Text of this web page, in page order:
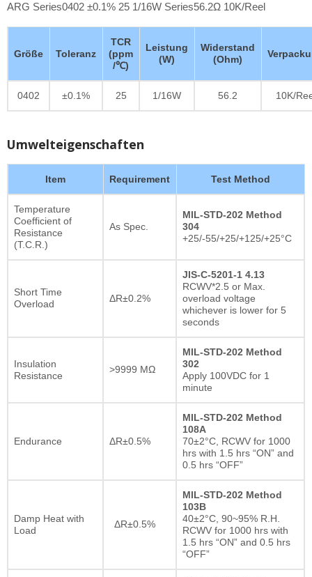
ARG Series0402 ±0.1% 25 1/16W Series56.2Ω 10K/Reel
Größe Toleranz
TCR
(ppm
/℃)
Leistung
(W)
Widerstand
(Ohm)
0402 ±0.1% 25 1/16W 56.2 10K/
Umwelteigenschaften
Item Requirement Test Method
Temperature
Coefficient of
Resistance
(T.C.R.)
As Spec.
MIL-STD-202 Method
304
+25/-55/+25/+125/+25°C
Short Time
Overload
ΔR±0.2%
JIS-C-5201-1 4.13
RCWV*2.5 or Max.
overload voltage
whichever is lower for 5
seconds
Insulation
Resistance
>9999 MΩ
MIL-STD-202 Method
302
Apply 100VDC for 1
minute
Endurance ΔR±0.5%
MIL-STD-202 Method
108A
70±2°C, RCWV for 1000
hrs with 1.5 hrs “ON” and
0.5 hrs “OFF”
Damp Heat with
Load
ΔR±0.5%
MIL-STD-202 Method
103B
40±2°C, 90~95% R.H.
RCWV for 1000 hrs with
1.5 hrs “ON” and 0.5 hrs
“OFF”